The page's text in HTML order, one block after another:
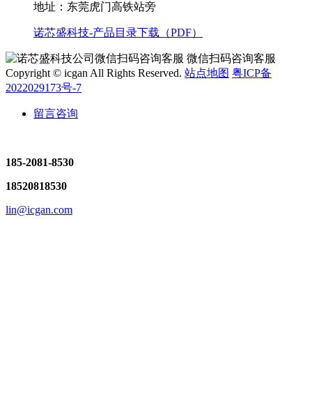
地址：东莞虎门高铁站旁
诺芯盛科技-产品目录下载（PDF）
微信扫码咨询客服
Copyright © icgan All Rights Reserved. 站点地图 粤ICP备
2022029173号-7
留言咨询
185-2081-8530
18520818530
lin@icgan.com